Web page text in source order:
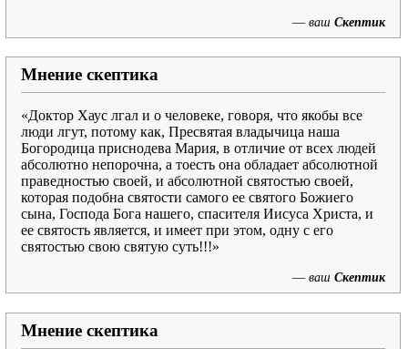
— ваш Скептик
Мнение скептика
«Доктор Хаус лгал и о человеке, говоря, что якобы все
люди лгут, потому как, Пресвятая владычица наша
Богородица приснодева Мария, в отличие от всех людей
абсолютно непорочна, а тоесть она обладает абсолютной
праведностью своей, и абсолютной святостью своей,
которая подобна святости самого ее святого Божиего
сына, Господа Бога нашего, спасителя Иисуса Христа, и
ее святость является, и имеет при этом, одну с его
святостью свою святую суть!!!»
— ваш Скептик
Мнение скептика